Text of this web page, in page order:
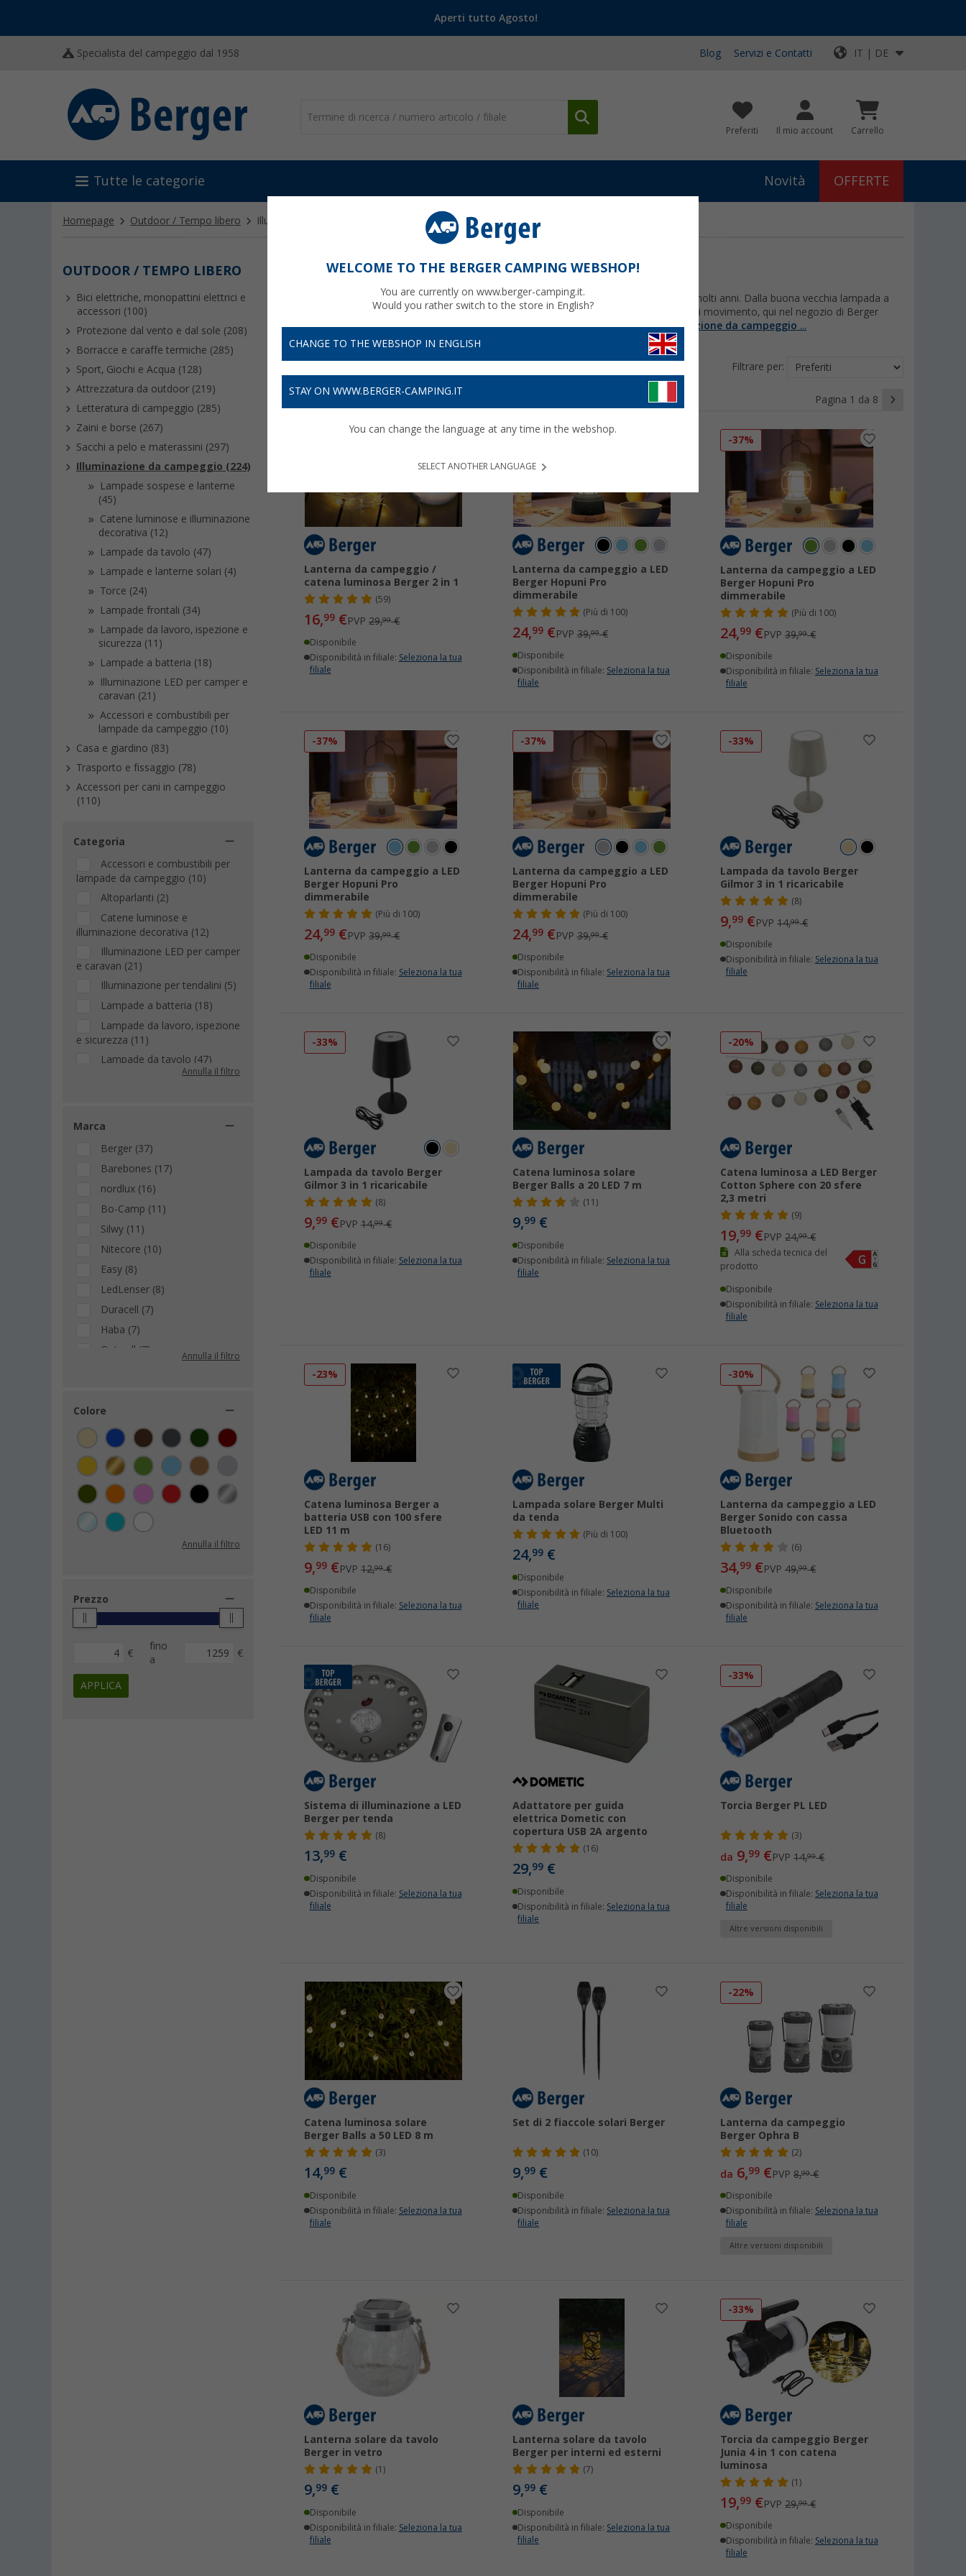
Aperti tutto Agosto!
Specialista del campeggio dal 1958 Blog Servizi e Contatti IT | DE
Preferiti Il mio account Carrello
Tutte le categorie Novità OFFERTE
Homepage Outdoor / Tempo libero Illuminazione da campeggio
OUTDOOR / TEMPO LIBERO
Bici elettriche, monopattini elettrici e
accessori (100)
Protezione dal vento e dal sole (208)
Borracce e caraffe termiche (285)
Sport, Giochi e Acqua (128)
Attrezzatura da outdoor (219)
Letteratura di campeggio (285)
Zaini e borse (267)
Sacchi a pelo e materassini (297)
Illuminazione da campeggio (224)
Lampade sospese e lanterne
(45)
Catene luminose e illuminazione
decorativa (12)
Lampade da tavolo (47)
Lampade e lanterne solari (4)
Torce (24)
Lampade frontali (34)
Lampade da lavoro, ispezione e
sicurezza (11)
Lampade a batteria (18)
Illuminazione LED per camper e
caravan (21)
Accessori e combustibili per
lampade da campeggio (10)
Casa e giardino (83)
Trasporto e fissaggio (78)
Accessori per cani in campeggio
(110)
Categoria
Accessori e combustibili per
lampade da campeggio (10)
Altoparlanti (2)
Catene luminose e
illuminazione decorativa (12)
Illuminazione LED per camper
e caravan (21)
Illuminazione per tendalini (5)
Lampade a batteria (18)
Lampade da lavoro, ispezione
e sicurezza (11)
Lampade da tavolo (47)
Lampade e lanterne solari (4)
Pile (1)
Pompe ad aria (1)
Powerbank (2)
Torce (24)
Annulla il filtro
Marca
Berger (37)
Barebones (17)
nordlux (16)
Bo-Camp (11)
Silwy (11)
Nitecore (10)
Easy (8)
LedLenser (8)
Duracell (7)
Haba (7)
Outwell (7)
GP Batteries (5)
IVT (5)
Dometic (4)
Osram (4)
Ansmann (3)
Aqiila (3)
Frilight (3)
Origin Outdoors (3)
Brunner (2)
Disc-O-Bed (2)
Edco (2)
InnTec (2)
Annulla il filtro
Colore
Annulla il filtro
Prezzo
€
fino
a
€
APPLICA
ILLUMINAZIONE DA CAMPEGGIO
Le lampade da campeggio, le lanterne da campeggio o le luci da campeggio esistono da molti anni. Dalla buona vecchia lampada a
gas, alla lampada da campeggio a LED, alla torcia e alla lampada da tenda con rilevatore di movimento, qui nel negozio di Berger
Camping troverete sicuramente quello che state cercando.Per saperne di più suIlluminazione da campeggio ...
Filtrare per:
Pagina 1 da 8
Lanterna da campeggio /
catena luminosa Berger 2 in 1
(59)
16,99 €PVP29,99€
Disponibile
Disponibilità in filiale: Seleziona la tua
filiale
Lanterna da campeggio a LED
Berger Hopuni Pro
dimmerabile
( Più di 100)
24,99€PVP39,99€
Disponibile
Disponibilità in filiale: Seleziona la tua
filiale
-37%
Lanterna da campeggio a LED
Berger Hopuni Pro
dimmerabile
( Più di 100)
24,99 €PVP39,99€
Disponibile
Disponibilità in filiale: Seleziona la tua
filiale
-37%
Lanterna da campeggio a LED
Berger Hopuni Pro
dimmerabile
( Più di 100)
24,99 €PVP39,99€
Disponibile
Disponibilità in filiale: Seleziona la tua
filiale
-37%
Lanterna da campeggio a LED
Berger Hopuni Pro
dimmerabile
( Più di 100)
24,99€PVP39,99€
Disponibile
Disponibilità in filiale: Seleziona la tua
filiale
-33%
Lampada da tavolo Berger
Gilmor 3 in 1 ricaricabile
(8)
9,99 €PVP14,99€
Disponibile
Disponibilità in filiale: Seleziona la tua
filiale
-33%
Lampada da tavolo Berger
Gilmor 3 in 1 ricaricabile
(8)
9,99 €PVP14,99€
Disponibile
Disponibilità in filiale: Seleziona la tua
filiale
Catena luminosa solare
Berger Balls a 20 LED 7 m
(11)
9,99€
Disponibile
Disponibilità in filiale: Seleziona la tua
filiale
-20%
Catena luminosa a LED Berger
Cotton Sphere con 20 sfere
2,3 metri
(9)
19,99 €PVP24,99€
Alla scheda tecnica del
prodotto
Disponibile
Disponibilità in filiale: Seleziona la tua
filiale
-23%
Catena luminosa Berger a
batteria USB con 100 sfere
LED 11 m
(16)
9,99 €PVP12,99€
Disponibile
Disponibilità in filiale: Seleziona la tua
filiale
Lampada solare Berger Multi
da tenda
( Più di 100)
24,99€
Disponibile
Disponibilità in filiale: Seleziona la tua
filiale
-30%
Lanterna da campeggio a LED
Berger Sonido con cassa
Bluetooth
(6)
34,99 €PVP49,99€
Disponibile
Disponibilità in filiale: Seleziona la tua
filiale
Sistema di illuminazione a LED
Berger per tenda
(8)
13,99 €
Disponibile
Disponibilità in filiale: Seleziona la tua
filiale
Adattatore per guida
elettrica Dometic con
copertura USB 2A argento
(16)
29,99€
Disponibile
Disponibilità in filiale: Seleziona la tua
filiale
-33%
Torcia Berger PL LED
(3)
da 9,99 €PVP14,99€
Disponibile
Disponibilità in filiale: Seleziona la tua
filiale
Altre versioni disponibili
Catena luminosa solare
Berger Balls a 50 LED 8 m
(3)
14,99 €
Disponibile
Disponibilità in filiale: Seleziona la tua
filiale
Set di 2 fiaccole solari Berger
(10)
9,99€
Disponibile
Disponibilità in filiale: Seleziona la tua
filiale
-22%
Lanterna da campeggio
Berger Ophra B
(2)
da 6,99 €PVP8,99€
Disponibile
Disponibilità in filiale: Seleziona la tua
filiale
Altre versioni disponibili
Lanterna solare da tavolo
Berger in vetro
(1)
9,99 €
Disponibile
Disponibilità in filiale: Seleziona la tua
filiale
Lanterna solare da tavolo
Berger per interni ed esterni
(7)
9,99€
Disponibile
Disponibilità in filiale: Seleziona la tua
filiale
-33%
Torcia da campeggio Berger
Junia 4 in 1 con catena
luminosa
(1)
19,99 €PVP29,99€
Disponibile
Disponibilità in filiale: Seleziona la tua
filiale
WELCOME TO THE BERGER CAMPING WEBSHOP!
You are currently on www.berger-camping.it.
Would you rather switch to the store in English?
CHANGE TO THE WEBSHOP IN ENGLISH
STAY ON WWW.BERGER-CAMPING.IT
You can change the language at any time in the webshop.
SELECT ANOTHER LANGUAGE